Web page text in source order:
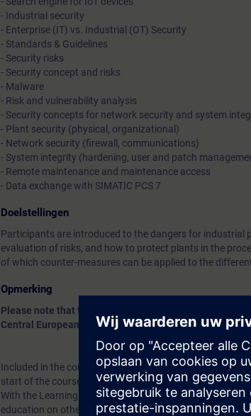
- Industrial security
- Enterprise (IT) vs. Industrial (OT) Security
- Standards & Guidelines
- Security risks
- Security concept and risks
- Malware
- Risk and vulnerability analysis
- Security concepts for network security and system
- Plant security (physical, organizational)
- Network security (firewall, communications)
- System integrity (hardening, user and patch
- Remote maintenance and maintenance access
- Data exchange with SIMATIC PCS 7
Doelstellingen
Participants are introduced to the dangers for industrial
evaluation of risks, and how to protect plants in the
of which counter-measures can be applied to the
Opmerking
Please note that time statements (course start / end)
Central European Summer Time (CEST).
Included in the course price: Free access to the digital
start of the course until two weeks after the end of the
With the Learning Membership, you can deepen or
education on other interesting topics.